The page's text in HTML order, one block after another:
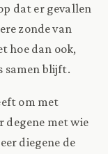
dat er gevallen
zonde van
hoe dan ook,
samen blijft.
om met
degene met wie
diegene de